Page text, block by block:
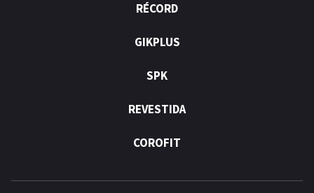
RÉCORD
GIKPLUS
SPK
REVESTIDA
COROFIT